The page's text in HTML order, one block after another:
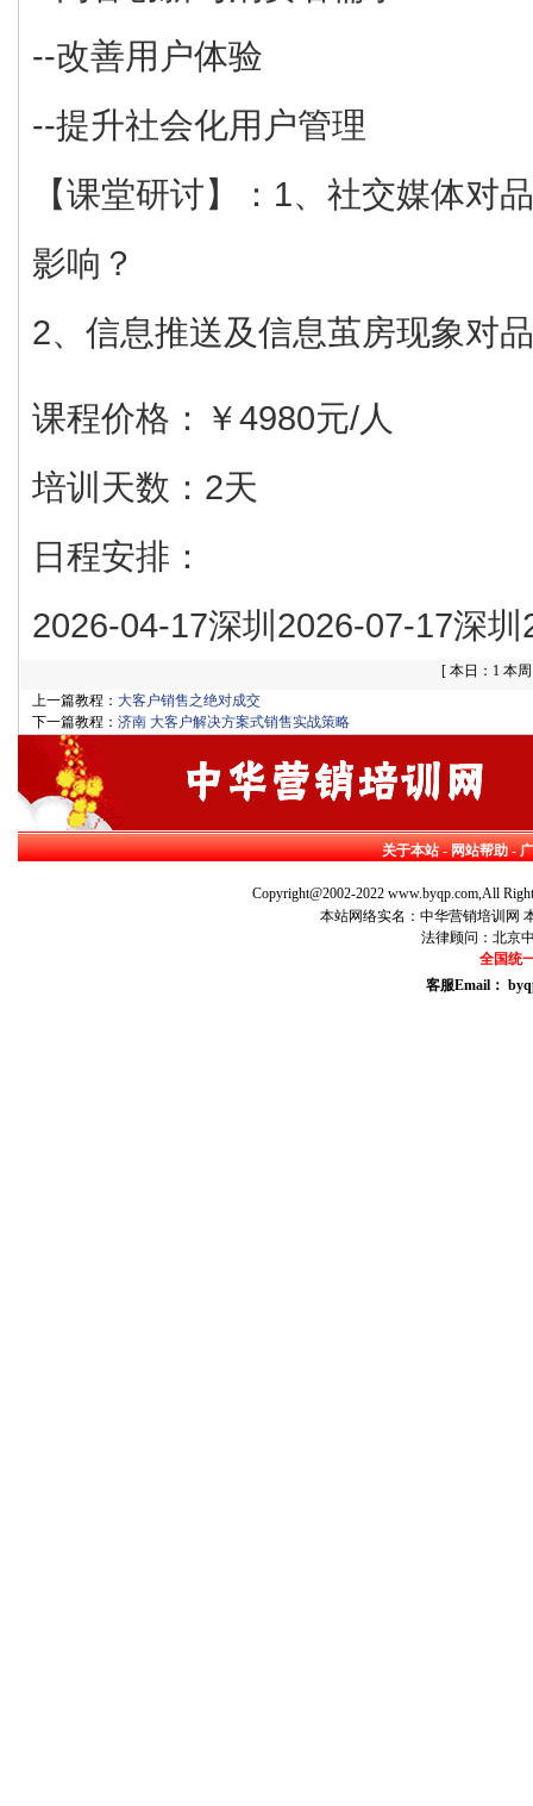
--改善用户体验
--提升社会化用户管理
【课堂研讨】：1、社交媒体对
影响？
2、信息推送及信息茧房现象对
课程价格：￥4980元/人
培训天数：2天
日程安排：
2026-04-17深圳2026-07-17深
[ 本日：1 本
上一篇教程： 大客户销售之绝对成交
下一篇教程： 济南 大客户解决方案式销售实战策略
关于本站 - 网站帮助 -
Copyright@2002-2022 www.byqp.com,All
本站网络实名：中华营销培训网
法律顾问：北
全国统
客服Email：